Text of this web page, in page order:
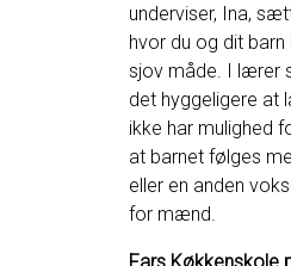
underviser, Ina,
hvor du og dit
sjov måde. I lærer
det hyggeligere at
ikke har mulighed
at barnet følges
eller en anden
for mænd.